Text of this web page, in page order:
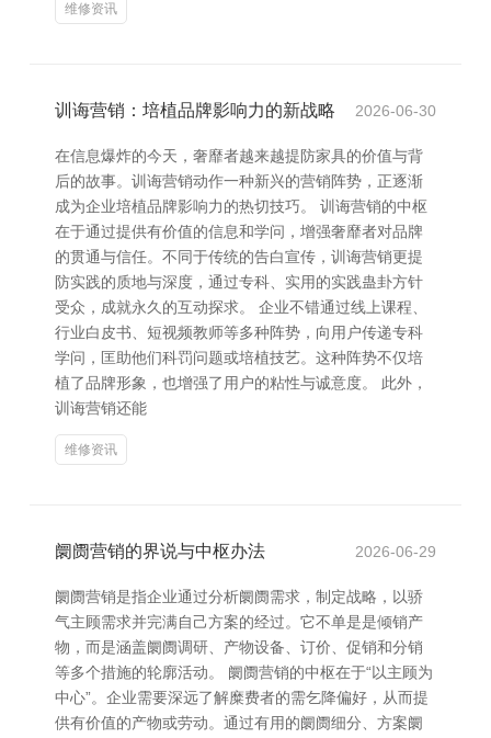
维修资讯
训诲营销：培植品牌影响力的新战略 2026-06-30
在信息爆炸的今天，奢靡者越来越提防家具的价值与背
后的故事。训诲营销动作一种新兴的营销阵势，正逐渐
成为企业培植品牌影响力的热切技巧。 训诲营销的中枢
在于通过提供有价值的信息和学问，增强奢靡者对品牌
的贯通与信任。不同于传统的告白宣传，训诲营销更提
防实践的质地与深度，通过专科、实用的实践蛊卦方针
受众，成就永久的互动探求。 企业不错通过线上课程、
行业白皮书、短视频教师等多种阵势，向用户传递专科
学问，匡助他们科罚问题或培植技艺。这种阵势不仅培
植了品牌形象，也增强了用户的粘性与诚意度。 此外，
训诲营销还能
维修资讯
阛阓营销的界说与中枢办法 2026-06-29
阛阓营销是指企业通过分析阛阓需求，制定战略，以骄
气主顾需求并完满自己方案的经过。它不单是是倾销产
物，而是涵盖阛阓调研、产物设备、订价、促销和分销
等多个措施的轮廓活动。 阛阓营销的中枢在于“以主顾为
中心”。企业需要深远了解糜费者的需乞降偏好，从而提
供有价值的产物或劳动。通过有用的阛阓细分、方案阛